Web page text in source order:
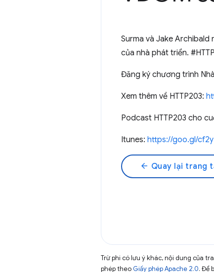
Surma và Jake Archibald
của nhà phát triển.
Đăng ký chương trình
Xem thêm về HTTP203:
Podcast HTTP203 cho
Itunes: https://goo.gl/
arrow_back Quay lại trang
Trừ phi có lưu ý khác, nội dung của
phép theo Giấy phép Apache 2.0. Để